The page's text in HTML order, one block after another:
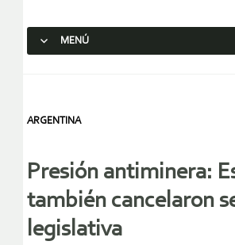
MENÚ
ARGENTINA
Presión antiminera:
también cancelaron
legislativa